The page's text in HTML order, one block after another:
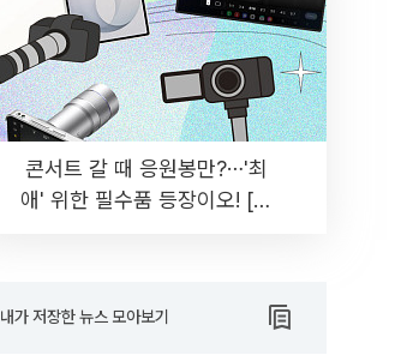
콘서트 갈 때 응원봉만?⋯'최
애' 위한 필수품 등장이오! [솔
내가 저장한 뉴스 모아보기